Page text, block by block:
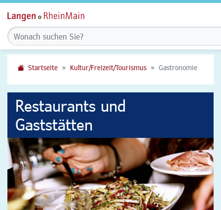
Startseite Kultur/Freizeit/Tourismus Gastronomie
Restaurants und
Gaststätten